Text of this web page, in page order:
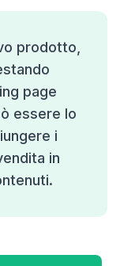
prodotto,
page
essere lo
i
in